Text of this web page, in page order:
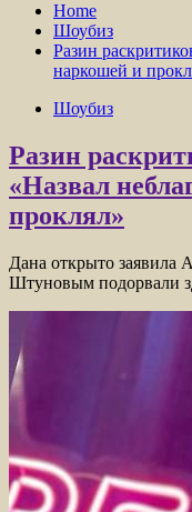
Home
Шоубиз
Разин
наркошей и
Шоубиз
Разин
«Назвал
проклял»
Дана открыто заявила
Штуновым подорвали